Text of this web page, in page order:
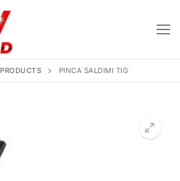
PRODUCTS PINCA SALDIMI TIG